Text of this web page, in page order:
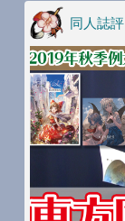
同人誌評